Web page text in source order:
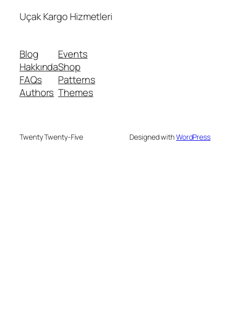
Uçak Kargo Hizmetleri
Blog
Hakkında
FAQs
Authors
Events
Shop
Patterns
Themes
Twenty Twenty-Five Designed withWordPress